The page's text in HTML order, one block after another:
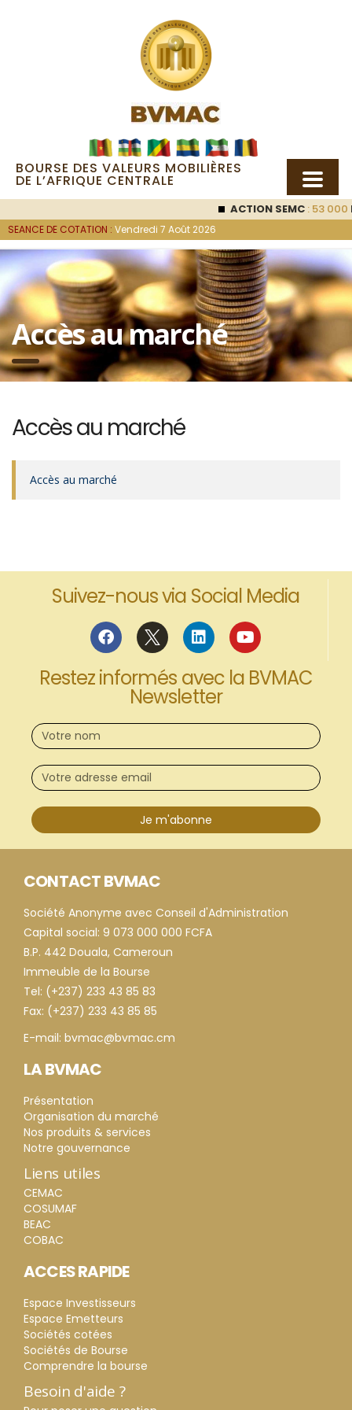
BOURSE DES VALEURS MOBILIÈRES
DE L’AFRIQUE CENTRALE
ACTION SEMC: 53 000
SEANCE DE COTATION : Vendredi 7 Août 2026
Accès au marché
Accès au marché
Accès au marché
Suivez-nous via Social Media
Restez informés avec la BVMAC
Newsletter
Je m'abonne
CONTACT BVMAC
Société Anonyme avec Conseil d'Administration
Capital social: 9 073 000 000 FCFA
B.P. 442 Douala, Cameroun
Immeuble de la Bourse
Tel: (+237) 233 43 85 83
Fax: (+237) 233 43 85 85
E-mail: bvmac@bvmac.cm
LA BVMAC
Présentation
Organisation du marché
Nos produits & services
Notre gouvernance
Liens utiles
CEMAC
COSUMAF
BEAC
COBAC
ACCES RAPIDE
Espace Investisseurs
Espace Emetteurs
Sociétés cotées
Sociétés de Bourse
Comprendre la bourse
Besoin d'aide ?